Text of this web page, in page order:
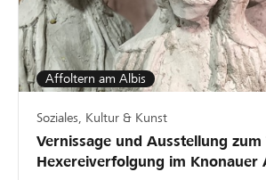
Affoltern am Albis
Soziales, Kultur & Kunst
Vernissage und Ausstellung zum
Hexereiverfolgung im Knonauer